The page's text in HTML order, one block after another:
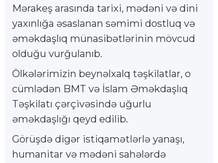
Mərakeş arasında tarixi, mədəni və dini
yaxınlığa əsaslanan səmimi dostluq və
əməkdaşlıq münasibətlərinin mövcud
olduğu vurğulanıb.
Ölkələrimizin beynəlxalq təşkilatlar, o
cümlədən BMT və İslam Əməkdaşlıq
Təşkilatı çərçivəsində uğurlu
əməkdaşlığı qeyd edilib.
Görüşdə digər istiqamətlərlə yanaşı,
humanitar və mədəni sahələrdə